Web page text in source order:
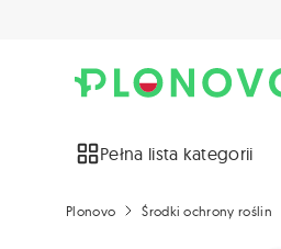
Pełna lista kategorii
Plonovo Środki ochrony roślin